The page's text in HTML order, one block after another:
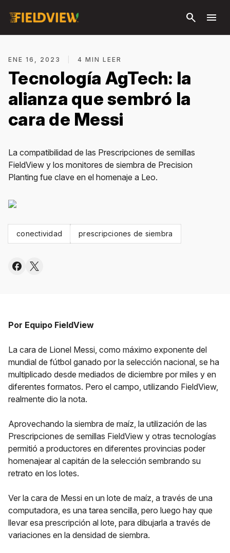
search menu
ENE 16, 2023 4 MIN LEER
Tecnología AgTech: la
alianza que sembró la
cara de Messi
La compatibilidad de las Prescripciones de semillas
FieldView y los monitores de siembra de Precision
Planting fue clave en el homenaje a Leo.
conectividad prescripciones de siembra
Por Equipo FieldView
La cara de Lionel Messi, como máximo exponente del
mundial de fútbol ganado por la selección nacional, se ha
multiplicado desde mediados de diciembre por miles y en
diferentes formatos. Pero el campo, utilizando FieldView,
realmente dio la nota.
Aprovechando la siembra de maíz, la utilización de las
Prescripciones de semillas FieldView y otras tecnologías
permitió a productores en diferentes provincias poder
homenajear al capitán de la selección sembrando su
retrato en los lotes.
Ver la cara de Messi en un lote de maíz, a través de una
computadora, es una tarea sencilla, pero luego hay que
llevar esa prescripción al lote, para dibujarla a través de
variaciones en la densidad de siembra.